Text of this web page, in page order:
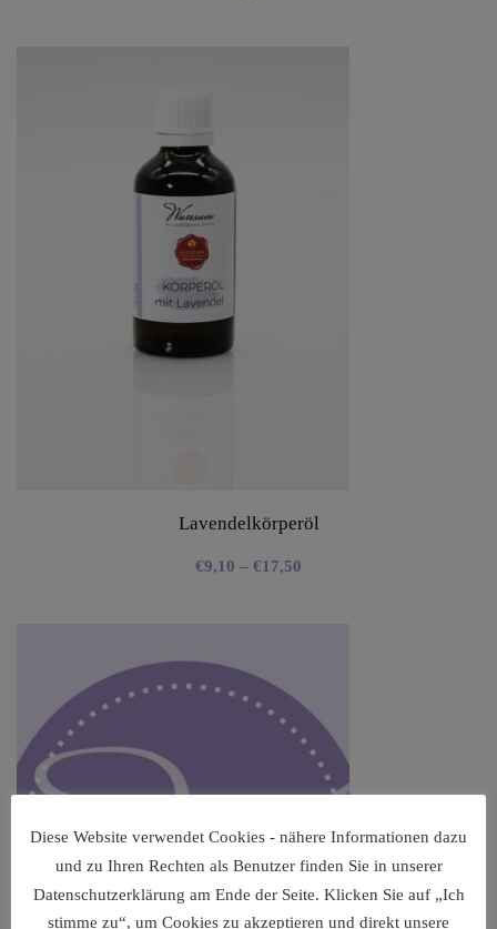
Lavendelkörperöl
€9,10 – €17,50
Diese Website verwendet Cookies - nähere Informationen dazu
und zu Ihren Rechten als Benutzer finden Sie in unserer
Datenschutzerklärung am Ende der Seite. Klicken Sie auf „Ich
stimme zu“, um Cookies zu akzeptieren und direkt unsere